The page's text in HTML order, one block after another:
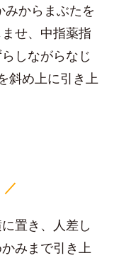
からまぶたを
せ、中指薬指
しながらなじ
斜め上に引き上
／
置き、人差し
みまで引き上